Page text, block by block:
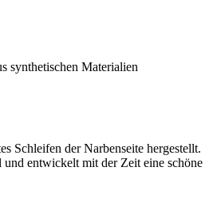
synthetischen Materialien
Schleifen der Narbenseite hergestellt.
und entwickelt mit der Zeit eine schöne